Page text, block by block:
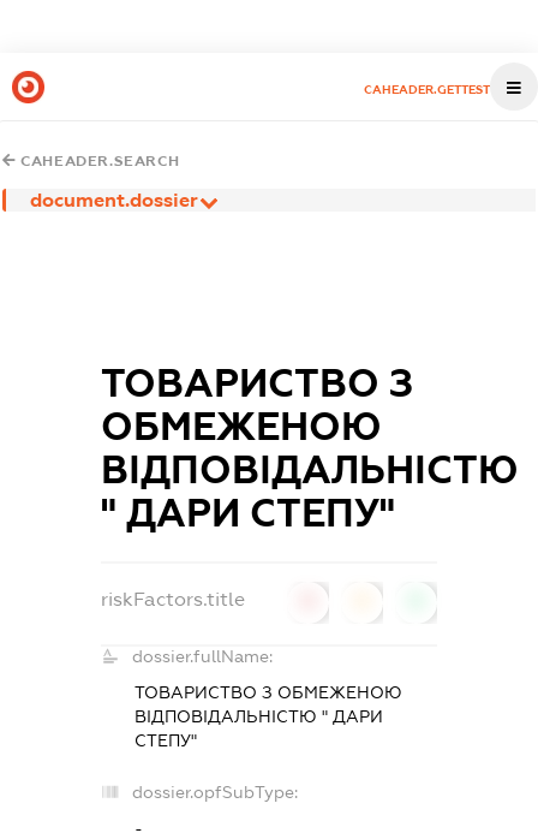
CAHEADER.GETTEST
CAHEADER.SEARCH
document.dossier
ТОВАРИСТВО З
ОБМЕЖЕНОЮ
ВІДПОВІДАЛЬНІСТЮ
" ДАРИ СТЕПУ"
riskFactors.title
dossier.fullName:
ТОВАРИСТВО З ОБМЕЖЕНОЮ
ВІДПОВІДАЛЬНІСТЮ " ДАРИ
СТЕПУ"
dossier.opfSubType:
-